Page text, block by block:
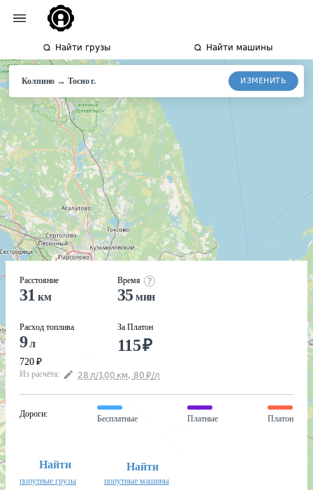
Найти грузы Найти машины
Колпино →Тосног. ИЗМЕНИТЬ
Расстояние
31 км
Расход топлива
9л
720 ₽
Время
35 мин
За Платон
115₽
Из расчёта: 28 л/100 км, 80 ₽/л
Дороги:
Бесплатные Платные Платон
Найти
попутные грузы
Найти
попутные машины